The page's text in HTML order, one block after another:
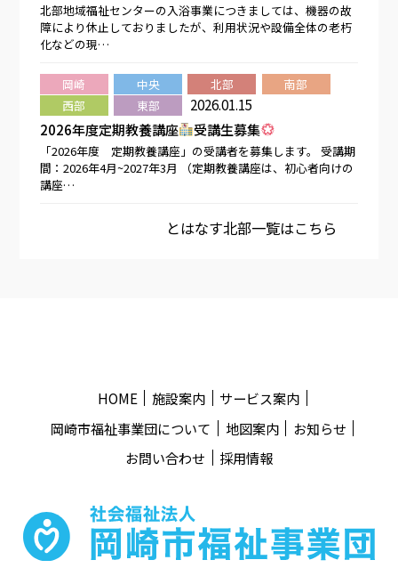
北部地域福祉センターの入浴事業につきましては、機器の故
障により休止しておりましたが、利用状況や設備全体の老朽
化などの現…
岡崎 中央 北部
南部
西部
東部
2026.01.15
2026年度定期教養講座
受講生募集
「2026年度 定期教養講座」の受講者を募集します。 受講期
間：2026年4月~2027年3月 （定期教養講座は、初心者向けの
講座…
とはなす北部一覧はこちら
HOME 施設案内
サービス案内
岡崎市福祉事業団について
地図案内
お知らせ
お問い合わせ
採用情報